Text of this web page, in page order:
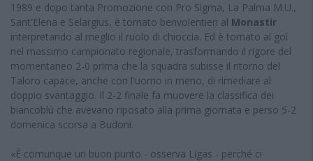
1989 e dopo tanta Promozione con Pro Sigma, La Palma M.U.,
Sant'Elena e Selargius, è tornato benvolentieri al Monastir
interpretando al meglio il ruolo di chioccia. Ed è tornato al gol
nel massimo campionato regionale, trasformando il rigore del
momentaneo 2-0 prima che la squadra subisse il ritorno del
Taloro capace, anche con l'uomo in meno, di rimediare al
doppio svantaggio. Il 2-2 finale fa muovere la classifica dei
biancoblù che avevano riposato alla prima giornata e perso 5-2
domenica scorsa a Budoni.
«È comunque un buon punto - osserva Ligas - perché ci